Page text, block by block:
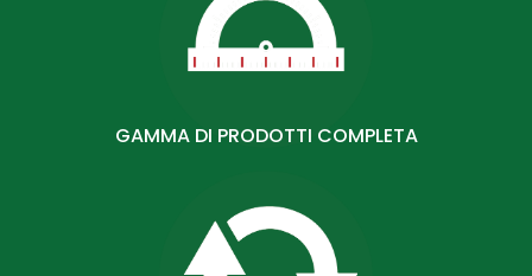
GAMMA DI PRODOTTI COMPLETA